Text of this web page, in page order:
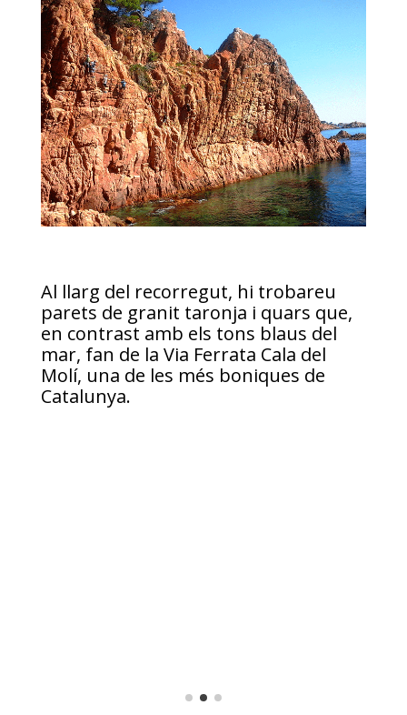
Al llarg del recorregut, hi trobareu
parets de granit taronja i quars que,
en contrast amb els tons blaus del
mar, fan de la Via Ferrata Cala del
Molí, una de les més boniques de
Catalunya.